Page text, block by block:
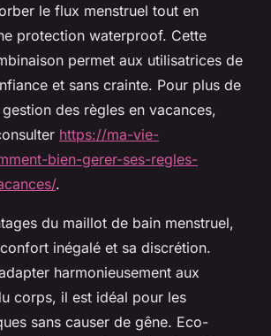
le flux menstruel tout en
protection waterproof. Cette
permet aux utilisatrices de
et sans crainte. Pour plus de
des règles en vacances,
https://ma-vie-
bien-gerer-ses-regles-
.
du maillot de bain menstruel,
inégalé et sa discrétion.
harmonieusement aux
corps, il est idéal pour les
sans causer de gêne. Eco-